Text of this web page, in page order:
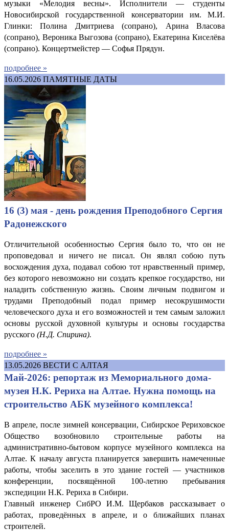
музыки «Мелодия весны». Исполнители — студенты
Новосибирской государственной консерватории им. М.И.
Глинки: Полина Дмитриева (сопрано), Арина Власова
(сопрано), Вероника Выгозова (сопрано), Екатерина Киселёва
(сопрано). Концертмейстер — Софья Прядун.
подробнее »
16.05.2026 ПАМЯТНЫЕ ДАТЫ
16 (3) мая - день рождения Преподобного Сергия
Радонежского
Отличительной особенностью Сергия было то, что он не
проповедовал и ничего не писал. Он являл собою путь
восхождения духа, подавал собою тот нравственный пример,
без которого невозможно ни создать крепкое государство, ни
наладить собственную жизнь. Своим личным подвигом и
трудами Преподобный подал пример несокрушимости
человеческого духа и его возможностей и тем самым заложил
основы русской духовной культуры и основы государства
русского (Н.Д. Спирина).
подробнее »
13.05.2026 ВЕСТИ С АЛТАЯ
Май-2026: репортаж из Мемориального дома-
музея Н.К. Рериха на Алтае. Нужна помощь на
строительство АБК музейного комплекса!
В апреле, после зимней консервации, Сибирское Рериховское
Общество возобновило строительные работы на
административно-бытовом корпусе музейного комплекса на
Алтае. К началу августа планируется завершить намеченные
работы, чтобы заселить в это здание гостей — участников
конференции, посвящённой 100-летию пребывания
экспедиции Н.К. Рериха в Сибири.
Главный инженер СибРО И.М. Щербаков рассказывает о
работах, проведённых в апреле, и о ближайших планах
строителей.